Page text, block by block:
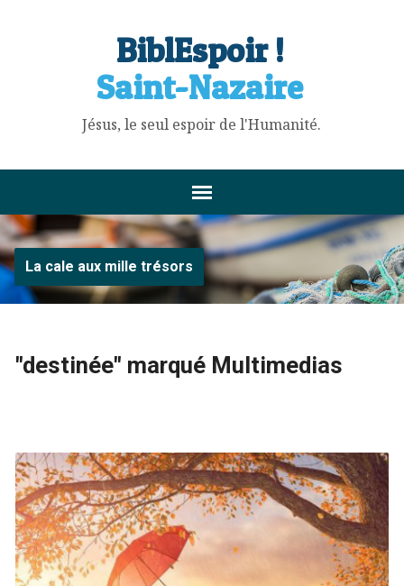
BiblEspoir !
Saint-Nazaire
Jésus, le seul espoir de l'Humanité.
La cale aux mille trésors
"destinée" marqué Multimedias